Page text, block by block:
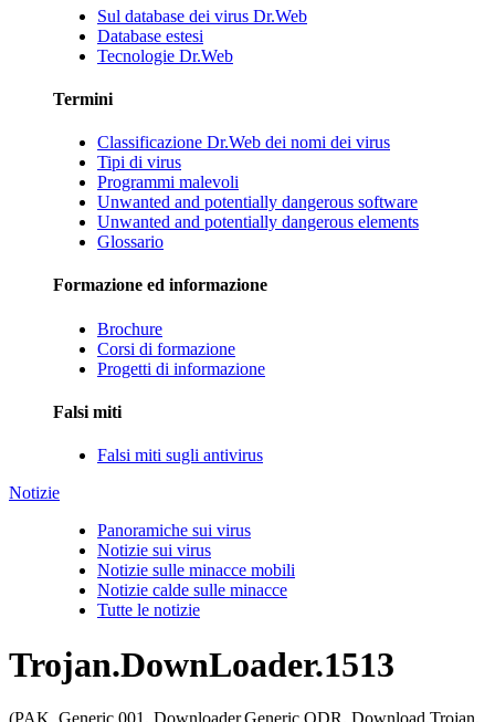
Sul database dei virus Dr.Web
Database estesi
Tecnologie Dr.Web
Termini
Classificazione Dr.Web dei nomi dei virus
Tipi di virus
Programmi malevoli
Unwanted and potentially dangerous software
Unwanted and potentially dangerous elements
Glossario
Formazione ed informazione
Brochure
Corsi di formazione
Progetti di informazione
Falsi miti
Falsi miti sugli antivirus
Notizie
Panoramiche sui virus
Notizie sui virus
Notizie sulle minacce mobili
Notizie calde sulle minacce
Tutte le notizie
Trojan.DownLoader.1513
(PAK_Generic.001, Downloader.Generic.ODR, Download.Trojan,